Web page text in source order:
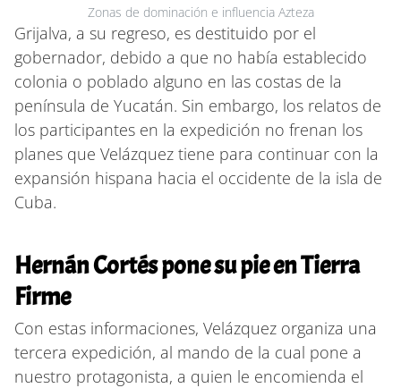
Zonas de dominación e influencia Azteza
Grijalva, a su regreso, es destituido por el
gobernador, debido a que no había establecido
colonia o poblado alguno en las costas de la
península de Yucatán. Sin embargo, los relatos de
los participantes en la expedición no frenan los
planes que Velázquez tiene para continuar con la
expansión hispana hacia el occidente de la isla de
Cuba.
Hernán Cortés pone su pie en Tierra
Firme
Con estas informaciones, Velázquez organiza una
tercera expedición, al mando de la cual pone a
nuestro protagonista, a quien le encomienda el